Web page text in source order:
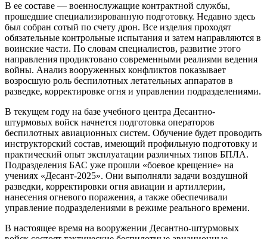
В ее составе — военнослужащие контрактной службы,
прошедшие специализированную подготовку. Недавно здесь
был собран сотый по счету дрон. Все изделия проходят
обязательные контрольные испытания и затем направляются в
воинские части. По словам специалистов, развитие этого
направления продиктовано современными реалиями ведения
войны. Анализ вооруженных конфликтов показывает
возросшую роль беспилотных летательных аппаратов в
разведке, корректировке огня и управлении подразделениями.
В текущем году на базе учебного центра Десантно-
штурмовых войск начнется подготовка операторов
беспилотных авиационных систем. Обучение будет проводить
инструкторский состав, имеющий профильную подготовку и
практический опыт эксплуатации различных типов БПЛА.
Подразделения БАС уже прошли «боевое крещение» на
учениях «Десант-2025». Они выполняли задачи воздушной
разведки, корректировки огня авиации и артиллерии,
нанесения огневого поражения, а также обеспечивали
управление подразделениями в режиме реального времени.
В настоящее время на вооружении Десантно-штурмовых